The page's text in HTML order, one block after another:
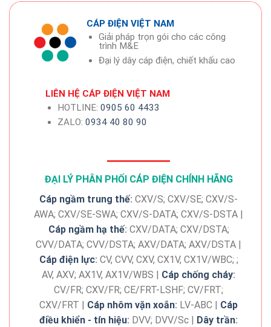
CÁP ĐIỆN VIỆT NAM
Giải pháp trọn gói cho các công
trình M&E
Đại lý dây cáp điện, chiết khấu cao
LIÊN HỆ CÁP ĐIỆN VIỆT NAM
HOTLINE: 0905 60 4433
ZALO: 0934 40 80 90
ĐẠI LÝ PHÂN PHỐI CÁP ĐIỆN CHÍNH HÃNG
Cáp ngầm trung thế: CXV/S; CXV/SE; CXV/S-
AWA; CXV/SE-SWA; CXV/S-DATA; CXV/S-DSTA |
Cáp ngầm hạ thế: CXV/DATA; CXV/DSTA;
CVV/DATA; CVV/DSTA; AXV/DATA; AXV/DSTA |
Cáp điện lực: CV, CVV, CXV, CX1V, CX1V/WBC; ;
AV, AXV; AX1V, AX1V/WBS | Cáp chống cháy:
CV/FR; CXV/FR; CE/FRT-LSHF; CV/FRT;
CXV/FRT | Cáp nhôm vặn xoắn: LV-ABC | Cáp
điều khiển - tín hiệu: DVV; DVV/Sc | Dây trần: